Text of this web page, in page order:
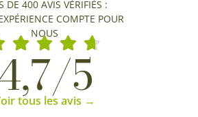
DE 400 AVIS VÉRIFIÉS :
COMPTE POUR
NOUS
5
tous les avis →